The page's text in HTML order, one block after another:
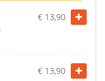
€ 13,90
€ 13,90